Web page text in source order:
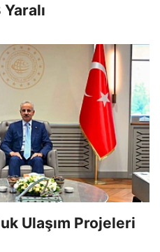
Ulaşım Projeleri